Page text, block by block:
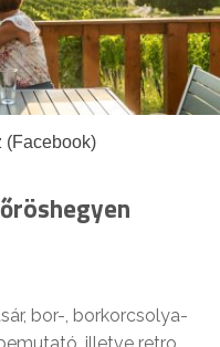
(Facebook)
bor-, borkorcsolya-